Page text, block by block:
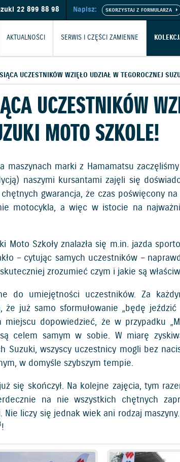
22 899 88 98 Napisz:
AKTUALNOŚCI SERWIS I CZĘŚCI ZAMIENNE
UCZESTNIKÓW WZIĘŁO UDZIAŁ W TEGOROCZNEJ
UCZESTNIKÓW
MOTO SZKOLE!
maszynach marki z Hamamatsu
naszymi kursantami zajęli się
gwarancja, że czas poświęcony
motocykla, a więc w istocie na
Moto Szkoły znalazła się m.in. jazda
– cytując samych uczestników –
zrozumieć czym i jakie są
do umiejętności uczestników. Za
że już samo sformułowanie „będę
dopowiedzieć, że w przypadku
celem samym w sobie. W miarę
Suzuki, wszyscy uczestnicy mogli bez
w domyśle szybszym tempie.
się skończył. Na kolejne zajęcia, tym
na nie wszystkich chętnych
liczy się jednak wiek ani rodzaj
!